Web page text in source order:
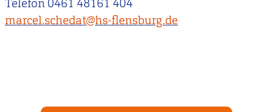
Telefon 0461 48161 404
marcel.schedat@hs-flensburg.de